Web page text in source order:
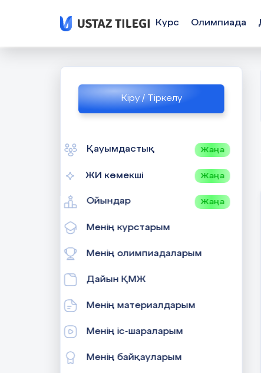
Кіру / Тіркелу
Қауымдастық Жаңа
ЖИ көмекші Жаңа
Ойындар Жаңа
Менің курстарым
Менің олимпиадаларым
Дайын ҚМЖ
Менің материалдарым
Менің іс-шараларым
Менің байқауларым
Курс Олимпиада